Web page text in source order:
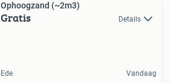
Ophoogzand (~2m3)
Gratis Details
Ede Vandaag